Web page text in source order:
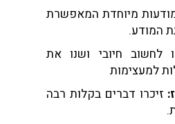
מיוחדת המאפשרת
המודע.
לחשוב חיובי ושנו את
למעצימות
זיכרו דברים בקלות רבה